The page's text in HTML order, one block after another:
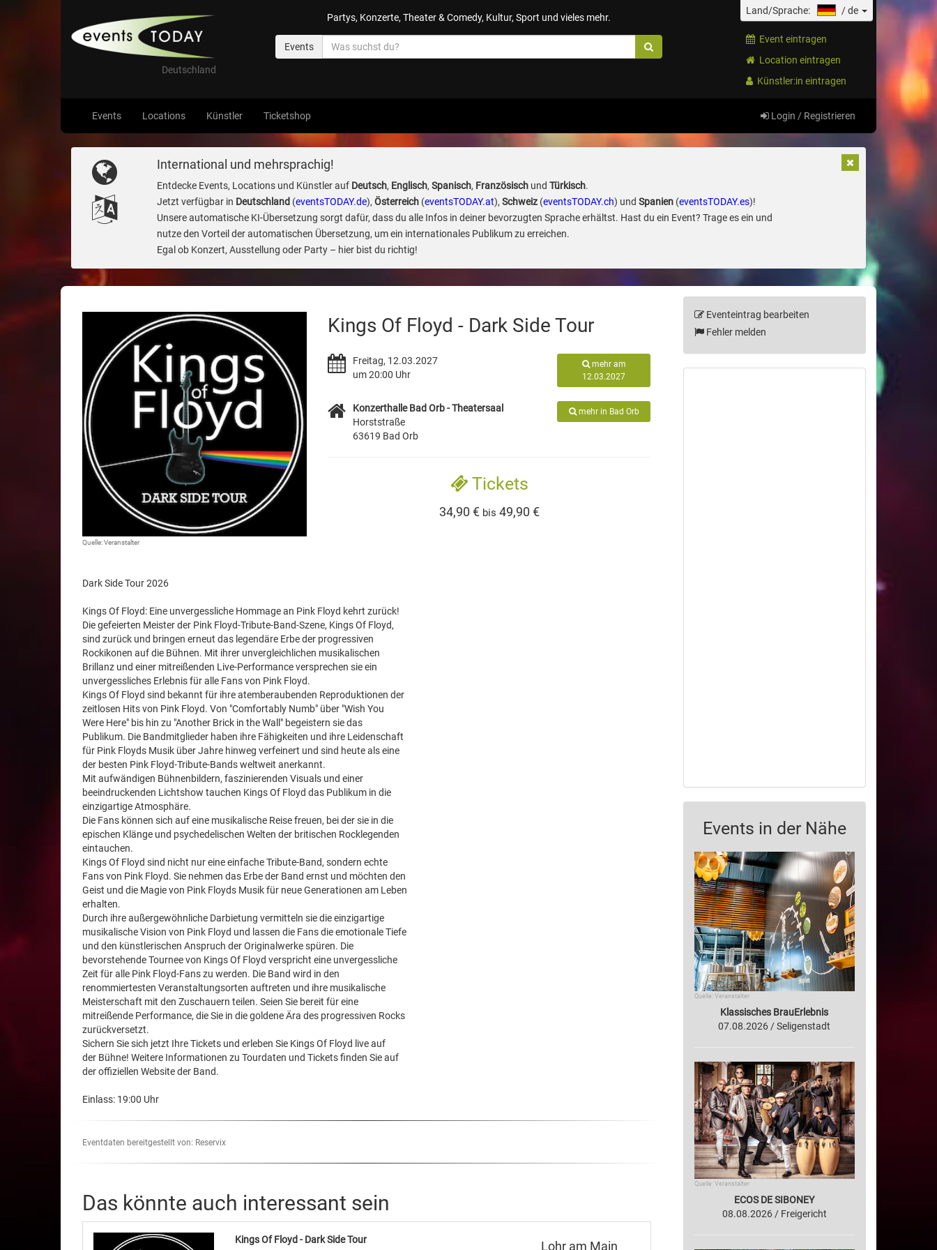
Deutschland
Partys, Konzerte, Theater & Comedy, Kultur, Sport und vieles mehr.
Events
Land/Sprache: /de
Event eintragen
Location eintragen
Künstler:in eintragen
Events Locations Künstler Ticketshop Login / Registrieren
International und mehrsprachig!
Entdecke Events, Locations und Künstler auf Deutsch, Englisch, Spanisch, Französischund Türkisch.
Jetzt verfügbar in Deutschland (eventsTODAY.de), Österreich(eventsTODAY.at), Schweiz(eventsTODAY.ch) und Spanien(eventsTODAY.es)!
Unsere automatische KI-Übersetzung sorgt dafür, dass du alle Infos in deiner bevorzugten Sprache erhältst. Hast du ein Event? Trage es ein und
nutze den Vorteil der automatischen Übersetzung, um ein internationales Publikum zu erreichen.
Egal ob Konzert, Ausstellung oder Party – hier bist du richtig!
Quelle: Veranstalter
Kings Of Floyd - Dark Side Tour
Freitag, 12.03.2027
um 20:00 Uhr
mehr am
12.03.2027
Konzerthalle Bad Orb - Theatersaal
Horststraße
63619 Bad Orb
mehr in Bad Orb
Tickets
34,90 € bis 49,90 €
Dark Side Tour 2026
Kings Of Floyd: Eine unvergessliche Hommage an Pink Floyd kehrt zurück!
Die gefeierten Meister der Pink Floyd-Tribute-Band-Szene, Kings Of Floyd,
sind zurück und bringen erneut das legendäre Erbe der progressiven
Rockikonen auf die Bühnen. Mit ihrer unvergleichlichen musikalischen
Brillanz und einer mitreißenden Live-Performance versprechen sie ein
unvergessliches Erlebnis für alle Fans von Pink Floyd.
Kings Of Floyd sind bekannt für ihre atemberaubenden Reproduktionen der
zeitlosen Hits von Pink Floyd. Von "Comfortably Numb" über "Wish You
Were Here" bis hin zu "Another Brick in the Wall" begeistern sie das
Publikum. Die Bandmitglieder haben ihre Fähigkeiten und ihre Leidenschaft
für Pink Floyds Musik über Jahre hinweg verfeinert und sind heute als eine
der besten Pink Floyd-Tribute-Bands weltweit anerkannt.
Mit aufwändigen Bühnenbildern, faszinierenden Visuals und einer
beeindruckenden Lichtshow tauchen Kings Of Floyd das Publikum in die
einzigartige Atmosphäre.
Die Fans können sich auf eine musikalische Reise freuen, bei der sie in die
epischen Klänge und psychedelischen Welten der britischen Rocklegenden
eintauchen.
Kings Of Floyd sind nicht nur eine einfache Tribute-Band, sondern echte
Fans von Pink Floyd. Sie nehmen das Erbe der Band ernst und möchten den
Geist und die Magie von Pink Floyds Musik für neue Generationen am Leben
erhalten.
Durch ihre außergewöhnliche Darbietung vermitteln sie die einzigartige
musikalische Vision von Pink Floyd und lassen die Fans die emotionale Tiefe
und den künstlerischen Anspruch der Originalwerke spüren. Die
bevorstehende Tournee von Kings Of Floyd verspricht eine unvergessliche
Zeit für alle Pink Floyd-Fans zu werden. Die Band wird in den
renommiertesten Veranstaltungsorten auftreten und ihre musikalische
Meisterschaft mit den Zuschauern teilen. Seien Sie bereit für eine
mitreißende Performance, die Sie in die goldene Ära des progressiven Rocks
zurückversetzt.
Sichern Sie sich jetzt Ihre Tickets und erleben Sie Kings Of Floyd live auf
der Bühne! Weitere Informationen zu Tourdaten und Tickets finden Sie auf
der offiziellen Website der Band.
Einlass: 19:00 Uhr
Eventdaten bereitgestellt von: Reservix
Das könnte auch interessant sein
Kings Of Floyd - Dark Side Tour Lohr am Main
Eventeintrag bearbeiten
Fehler melden
Events in der Nähe
Quelle: Veranstalter
Klassisches BrauErlebnis
07.08.2026 / Seligenstadt
Quelle: Veranstalter
ECOS DE SIBONEY
08.08.2026 / Freigericht